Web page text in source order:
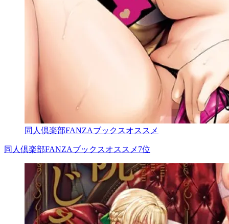
同人倶楽部FANZAブックスオススメ
同人倶楽部FANZAブックスオススメ7位